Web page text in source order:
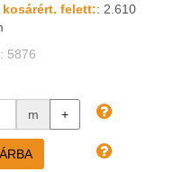
kosárért. felett:: 2.610
5876
m +